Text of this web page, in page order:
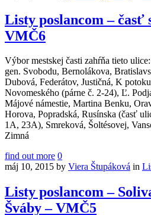
Listy poslancom – časť
VMČ6
Výbor mestskej časti zahŕňa tieto
gen. Svobodu, Bernolákova,
Dubová, Federátov, Justičná, K
Novomeského (párne č. 2-24), Ľ.
Májové námestie, Martina Benku,
Horova, Popradská, Rusínska (časť
1A, 23A), Smreková, Šoltésovej,
Zimná
find out more 0
máj 10, 2015 by Viera Štupáková in
Listy poslancom –
Šváby – VMČ5